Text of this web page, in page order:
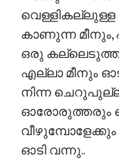
വെള്ളികല്ലുള്ള
കാണുന്ന മീനും,
ഒരു
എല്ലാ മീനും
നിന്ന ചെറുപുല്ലു
ഓരോരുത്തരും
ഓടി വന്നു..